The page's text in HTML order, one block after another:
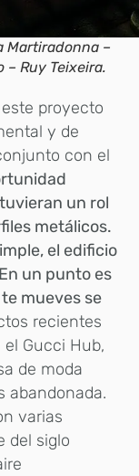
Martiradonna –
– Ruy Teixeira.
proyecto
y de
con el
un rol
metálicos.
el edificio
un punto es
mueves se
recientes
Gucci Hub,
de moda
abandonada.
varias
del siglo